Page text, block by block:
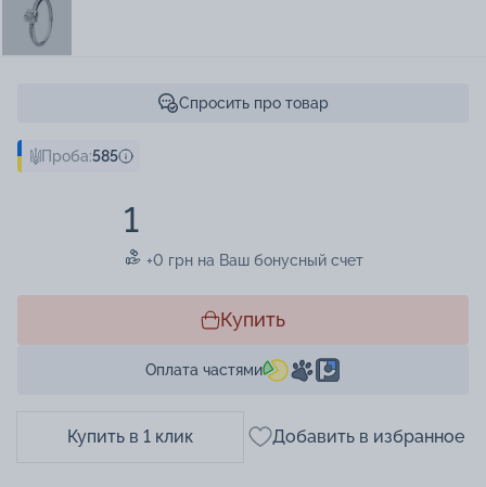
Спросить про товар
Проба:585
1
+0 грн на Ваш бонусный счет
Купить
Оплата частями
Купить в 1 клик Добавить в избранное